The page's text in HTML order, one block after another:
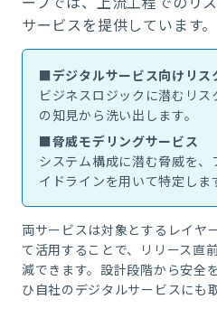
サービスを提供しています。
■デジタルサービス向けリス
ビジネスロジックに潜むリ
の知見から洗い出します。
■脅威モデリングサービス
システム構成に潜む脅威を
イドラインを用いて特定しま
両サービスは対象とするレイヤ
て活用することで、リリース直
減できます。設計段階から安全
ひ自社のデジタルサービスにも